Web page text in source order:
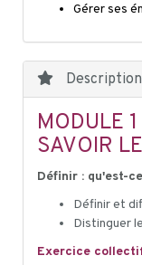
Gérer ses
Description
MODULE
SAVOIR
Définir : qu'est-
Définir et
Distinguer
Exercice